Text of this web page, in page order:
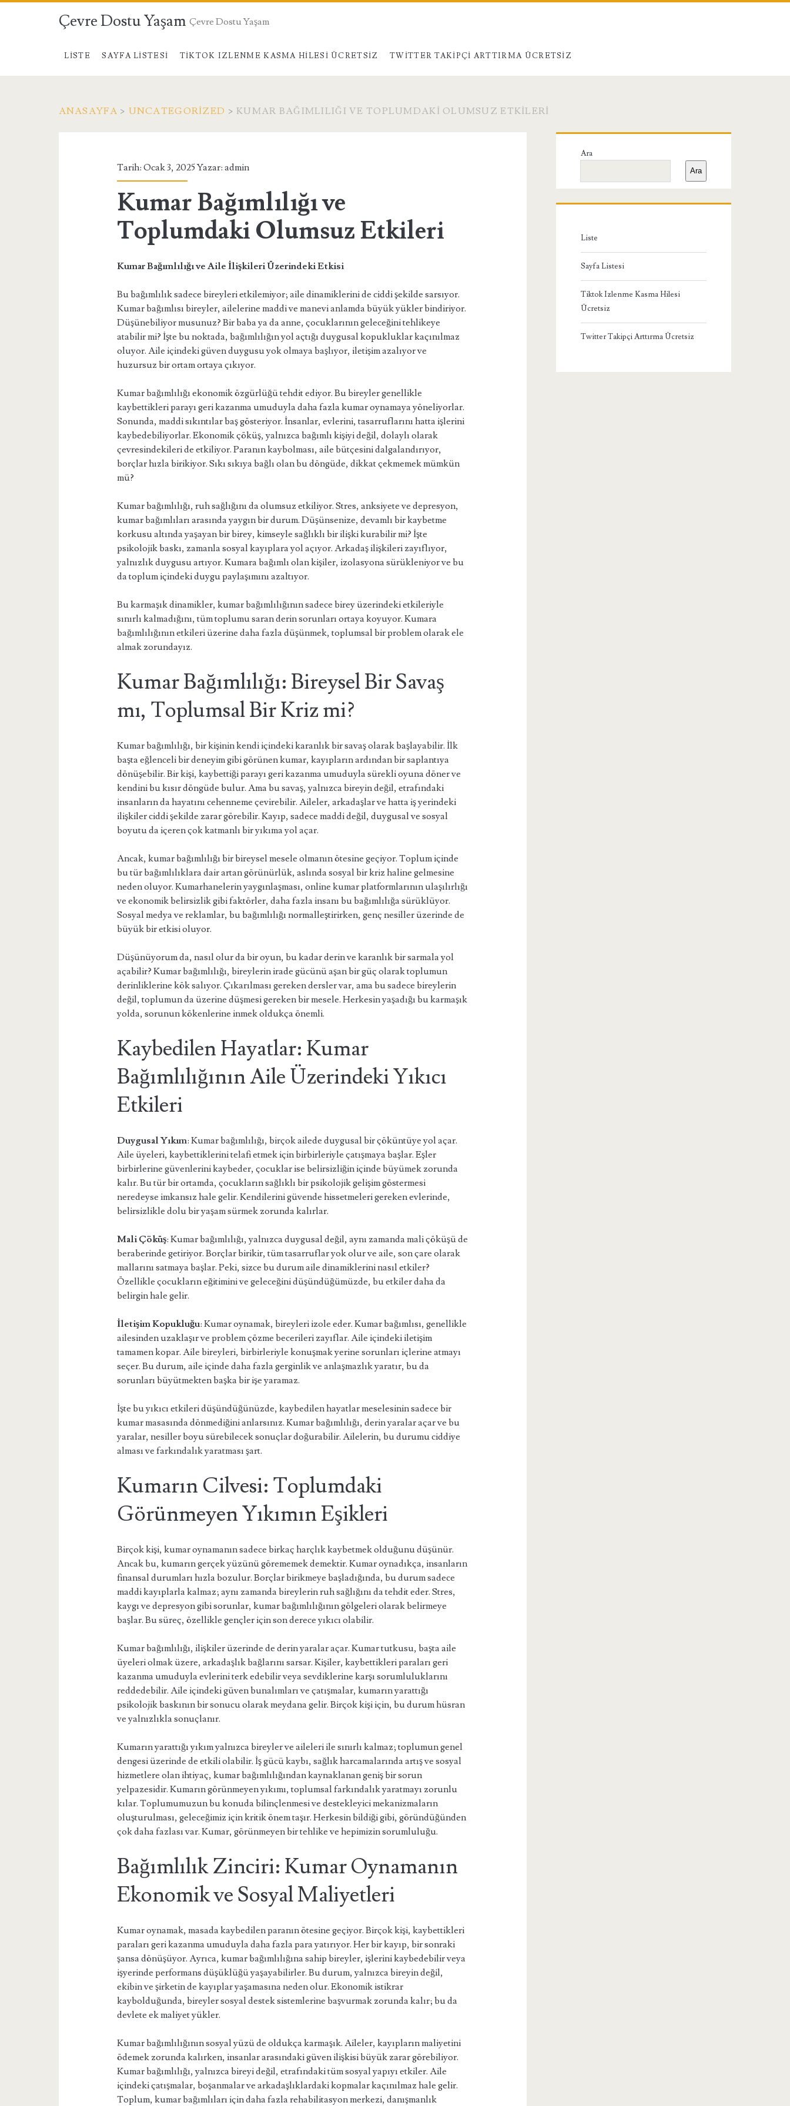
Çevre Dostu Yaşam Çevre Dostu Yaşam
LISTE SAYFA LISTESI TIKTOK IZLENME KASMA HILESI ÜCRETSIZ TWITTER TAKIPÇI ARTTIRMA ÜCRETSIZ
ANASAYFA > UNCATEGORIZED > KUMAR BAĞIMLILIĞI VE TOPLUMDAKI OLUMSUZ ETKILERI
Tarih: Ocak 3, 2025 Yazar:admin
Kumar Bağımlılığı ve
Toplumdaki Olumsuz Etkileri
Kumar Bağımlılığı ve Aile İlişkileri Üzerindeki Etkisi
Bu bağımlılık sadece bireyleri etkilemiyor; aile dinamiklerini de ciddi şekilde sarsıyor.
Kumar bağımlısı bireyler, ailelerine maddi ve manevi anlamda büyük yükler bindiriyor.
Düşünebiliyor musunuz? Bir baba ya da anne, çocuklarının geleceğini tehlikeye
atabilir mi? İşte bu noktada, bağımlılığın yol açtığı duygusal kopukluklar kaçınılmaz
oluyor. Aile içindeki güven duygusu yok olmaya başlıyor, iletişim azalıyor ve
huzursuz bir ortam ortaya çıkıyor.
Kumar bağımlılığı ekonomik özgürlüğü tehdit ediyor. Bu bireyler genellikle
kaybettikleri parayı geri kazanma umuduyla daha fazla kumar oynamaya yöneliyorlar.
Sonunda, maddi sıkıntılar baş gösteriyor. İnsanlar, evlerini, tasarruflarını hatta işlerini
kaybedebiliyorlar. Ekonomik çöküş, yalnızca bağımlı kişiyi değil, dolaylı olarak
çevresindekileri de etkiliyor. Paranın kaybolması, aile bütçesini dalgalandırıyor,
borçlar hızla birikiyor. Sıkı sıkıya bağlı olan bu döngüde, dikkat çekmemek mümkün
mü?
Kumar bağımlılığı, ruh sağlığını da olumsuz etkiliyor. Stres, anksiyete ve depresyon,
kumar bağımlıları arasında yaygın bir durum. Düşünsenize, devamlı bir kaybetme
korkusu altında yaşayan bir birey, kimseyle sağlıklı bir ilişki kurabilir mi? İşte
psikolojik baskı, zamanla sosyal kayıplara yol açıyor. Arkadaş ilişkileri zayıflıyor,
yalnızlık duygusu artıyor. Kumara bağımlı olan kişiler, izolasyona sürükleniyor ve bu
da toplum içindeki duygu paylaşımını azaltıyor.
Bu karmaşık dinamikler, kumar bağımlılığının sadece birey üzerindeki etkileriyle
sınırlı kalmadığını, tüm toplumu saran derin sorunları ortaya koyuyor. Kumara
bağımlılığının etkileri üzerine daha fazla düşünmek, toplumsal bir problem olarak ele
almak zorundayız.
Kumar Bağımlılığı: Bireysel Bir Savaş
mı, Toplumsal Bir Kriz mi?
Kumar bağımlılığı, bir kişinin kendi içindeki karanlık bir savaş olarak başlayabilir. İlk
başta eğlenceli bir deneyim gibi görünen kumar, kayıpların ardından bir saplantıya
dönüşebilir. Bir kişi, kaybettiği parayı geri kazanma umuduyla sürekli oyuna döner ve
kendini bu kısır döngüde bulur. Ama bu savaş, yalnızca bireyin değil, etrafındaki
insanların da hayatını cehenneme çevirebilir. Aileler, arkadaşlar ve hatta iş yerindeki
ilişkiler ciddi şekilde zarar görebilir. Kayıp, sadece maddi değil, duygusal ve sosyal
boyutu da içeren çok katmanlı bir yıkıma yol açar.
Ancak, kumar bağımlılığı bir bireysel mesele olmanın ötesine geçiyor. Toplum içinde
bu tür bağımlılıklara dair artan görünürlük, aslında sosyal bir kriz haline gelmesine
neden oluyor. Kumarhanelerin yaygınlaşması, online kumar platformlarının ulaşılırlığı
ve ekonomik belirsizlik gibi faktörler, daha fazla insanı bu bağımlılığa sürüklüyor.
Sosyal medya ve reklamlar, bu bağımlılığı normalleştirirken, genç nesiller üzerinde de
büyük bir etkisi oluyor.
Düşünüyorum da, nasıl olur da bir oyun, bu kadar derin ve karanlık bir sarmala yol
açabilir? Kumar bağımlılığı, bireylerin irade gücünü aşan bir güç olarak toplumun
derinliklerine kök salıyor. Çıkarılması gereken dersler var, ama bu sadece bireylerin
değil, toplumun da üzerine düşmesi gereken bir mesele. Herkesin yaşadığı bu karmaşık
yolda, sorunun kökenlerine inmek oldukça önemli.
Kaybedilen Hayatlar: Kumar
Bağımlılığının Aile Üzerindeki Yıkıcı
Etkileri
Duygusal Yıkım: Kumar bağımlılığı, birçok ailede duygusal bir çöküntüye yol açar.
Aile üyeleri, kaybettiklerini telafi etmek için birbirleriyle çatışmaya başlar. Eşler
birbirlerine güvenlerini kaybeder, çocuklar ise belirsizliğin içinde büyümek zorunda
kalır. Bu tür bir ortamda, çocukların sağlıklı bir psikolojik gelişim göstermesi
neredeyse imkansız hale gelir. Kendilerini güvende hissetmeleri gereken evlerinde,
belirsizlikle dolu bir yaşam sürmek zorunda kalırlar.
Mali Çöküş: Kumar bağımlılığı, yalnızca duygusal değil, aynı zamanda mali çöküşü de
beraberinde getiriyor. Borçlar birikir, tüm tasarruflar yok olur ve aile, son çare olarak
mallarını satmaya başlar. Peki, sizce bu durum aile dinamiklerini nasıl etkiler?
Özellikle çocukların eğitimini ve geleceğini düşündüğümüzde, bu etkiler daha da
belirgin hale gelir.
İletişim Kopukluğu: Kumar oynamak, bireyleri izole eder. Kumar bağımlısı, genellikle
ailesinden uzaklaşır ve problem çözme becerileri zayıflar. Aile içindeki iletişim
tamamen kopar. Aile bireyleri, birbirleriyle konuşmak yerine sorunları içlerine atmayı
seçer. Bu durum, aile içinde daha fazla gerginlik ve anlaşmazlık yaratır, bu da
sorunları büyütmekten başka bir işe yaramaz.
İşte bu yıkıcı etkileri düşündüğünüzde, kaybedilen hayatlar meselesinin sadece bir
kumar masasında dönmediğini anlarsınız. Kumar bağımlılığı, derin yaralar açar ve bu
yaralar, nesiller boyu sürebilecek sonuçlar doğurabilir. Ailelerin, bu durumu ciddiye
alması ve farkındalık yaratması şart.
Kumarın Cilvesi: Toplumdaki
Görünmeyen Yıkımın Eşikleri
Birçok kişi, kumar oynamanın sadece birkaç harçlık kaybetmek olduğunu düşünür.
Ancak bu, kumarın gerçek yüzünü görememek demektir. Kumar oynadıkça, insanların
finansal durumları hızla bozulur. Borçlar birikmeye başladığında, bu durum sadece
maddi kayıplarla kalmaz; aynı zamanda bireylerin ruh sağlığını da tehdit eder. Stres,
kaygı ve depresyon gibi sorunlar, kumar bağımlılığının gölgeleri olarak belirmeye
başlar. Bu süreç, özellikle gençler için son derece yıkıcı olabilir.
Kumar bağımlılığı, ilişkiler üzerinde de derin yaralar açar. Kumar tutkusu, başta aile
üyeleri olmak üzere, arkadaşlık bağlarını sarsar. Kişiler, kaybettikleri paraları geri
kazanma umuduyla evlerini terk edebilir veya sevdiklerine karşı sorumluluklarını
reddedebilir. Aile içindeki güven bunalımları ve çatışmalar, kumarın yarattığı
psikolojik baskının bir sonucu olarak meydana gelir. Birçok kişi için, bu durum hüsran
ve yalnızlıkla sonuçlanır.
Kumarın yarattığı yıkım yalnızca bireyler ve aileleri ile sınırlı kalmaz; toplumun genel
dengesi üzerinde de etkili olabilir. İş gücü kaybı, sağlık harcamalarında artış ve sosyal
hizmetlere olan ihtiyaç, kumar bağımlılığından kaynaklanan geniş bir sorun
yelpazesidir. Kumarın görünmeyen yıkımı, toplumsal farkındalık yaratmayı zorunlu
kılar. Toplumumuzun bu konuda bilinçlenmesi ve destekleyici mekanizmaların
oluşturulması, geleceğimiz için kritik önem taşır. Herkesin bildiği gibi, göründüğünden
çok daha fazlası var. Kumar, görünmeyen bir tehlike ve hepimizin sorumluluğu.
Bağımlılık Zinciri: Kumar Oynamanın
Ekonomik ve Sosyal Maliyetleri
Kumar oynamak, masada kaybedilen paranın ötesine geçiyor. Birçok kişi, kaybettikleri
paraları geri kazanma umuduyla daha fazla para yatırıyor. Her bir kayıp, bir sonraki
şansa dönüşüyor. Ayrıca, kumar bağımlılığına sahip bireyler, işlerini kaybedebilir veya
işyerinde performans düşüklüğü yaşayabilirler. Bu durum, yalnızca bireyin değil,
ekibin ve şirketin de kayıplar yaşamasına neden olur. Ekonomik istikrar
kaybolduğunda, bireyler sosyal destek sistemlerine başvurmak zorunda kalır; bu da
devlete ek maliyet yükler.
Kumar bağımlılığının sosyal yüzü de oldukça karmaşık. Aileler, kayıpların maliyetini
ödemek zorunda kalırken, insanlar arasındaki güven ilişkisi büyük zarar görebiliyor.
Kumar bağımlılığı, yalnızca bireyi değil, etrafındaki tüm sosyal yapıyı etkiler. Aile
içindeki çatışmalar, boşanmalar ve arkadaşlıklardaki kopmalar kaçınılmaz hale gelir.
Toplum, kumar bağımlıları için daha fazla rehabilitasyon merkezi, danışmanlık
Birincil
Yan
Menü
Ara
Ara
Liste
Sayfa Listesi
Tiktok Izlenme Kasma Hilesi
Ücretsiz
Twitter Takipçi Arttırma Ücretsiz